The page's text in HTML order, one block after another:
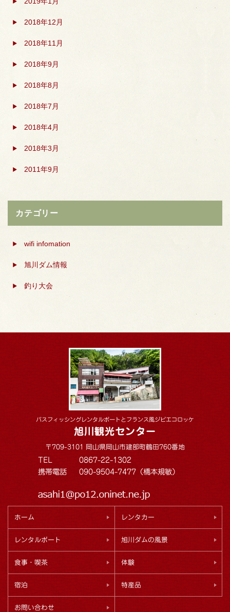
2018年12月
2018年11月
2018年9月
2018年8月
2018年7月
2018年4月
2018年3月
2011年9月
カテゴリー
wifi infomation
旭川ダム情報
釣り大会
バスフィッシングレンタルボートとフランス風ジビエコロッケ
旭川観光センター
〒709-3101 岡山県岡山市建部町鶴田760番地
TEL
0867-22-1302
携帯電話
090-9504-7477（橋本規敏）
ホーム レンタカー
レンタルボート 旭川ダムの風景
食事・喫茶 体験
宿泊 特産品
お問い合わせ